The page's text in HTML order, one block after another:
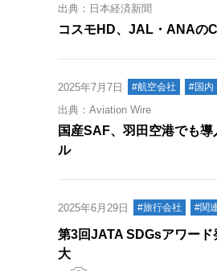
出典：日本経済新聞
コスモHD、JAL・ANAの
2025年7月7日 #航空会社 #国内
出典：Aviation Wire
国産SAF、羽田空港でも
ル
2025年6月29日 #旅行会社 #関
第3回JATA SDGsアワー
大